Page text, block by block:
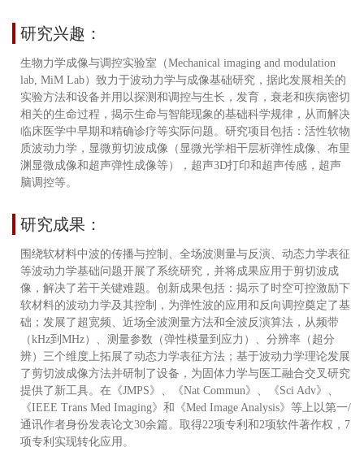
研究兴趣：
生物力学成像与调控实验室（Mechanical imaging and modulation
lab, MiM Lab）致力于波动力学与成像基础研究，据此发展相关的
实验方法和设备并用以探测和调控与生长，发育，衰老和疾病密切
相关的生命过程，揭示生命与智能现象的基础科学规律，从而解决
临床医学中早期和精确诊疗等实际问题。研究项目包括：活性软物
质波动力学，显微剪切波成像（显微光学相干层析弹性成像、布里
渊显微成像和超声弹性成像等），超声3D打印和超声传感，超声
脑调控等。
研究成果：
围绕软材料中波的传播与控制、全场波测量与反演、动态力学表征
等波动力学基础问题开展了系统研究，并将成果应用于剪切波成
像，解决了若干关键难题。创新成果包括：揭示了时空可控激励下
软材料的波动力学及其控制，为弹性波的应用和反向调控奠定了基
础；发展了超宽频、近场全波测量方法和全波反演算法，从频带
（kHz到MHz）、测量参数（弹性模量到应力）、分辨率（超分
辨）三个维度上拓展了动态力学表征方法；基于波动力学理论发展
了剪切波成像方法并研制了设备，为固体力学与医工融合交叉研究
提供了新工具。在《JMPS》、《Nat Commun》、《Sci Adv》、
《IEEE Trans Med Imaging》和《Med Image Analysis》等上以第一/
通讯作者身份发表论文30余篇。取得22项专利和2项软件著作权，7
项专利实现转化应用。